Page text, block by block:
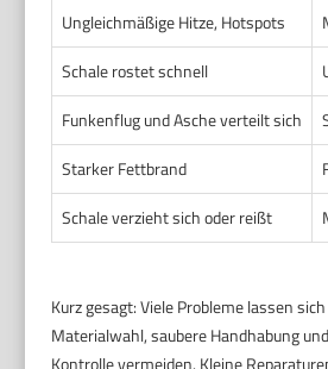
Ungleichmäßige Hitze, Hotspots
Schale rostet schnell
Funkenflug und Asche verteilt sich
Starker Fettbrand
Schale verzieht sich oder reißt
Kurz gesagt: Viele Probleme lassen
Materialwahl, saubere Handhabung
Kontrolle vermeiden. Kleine